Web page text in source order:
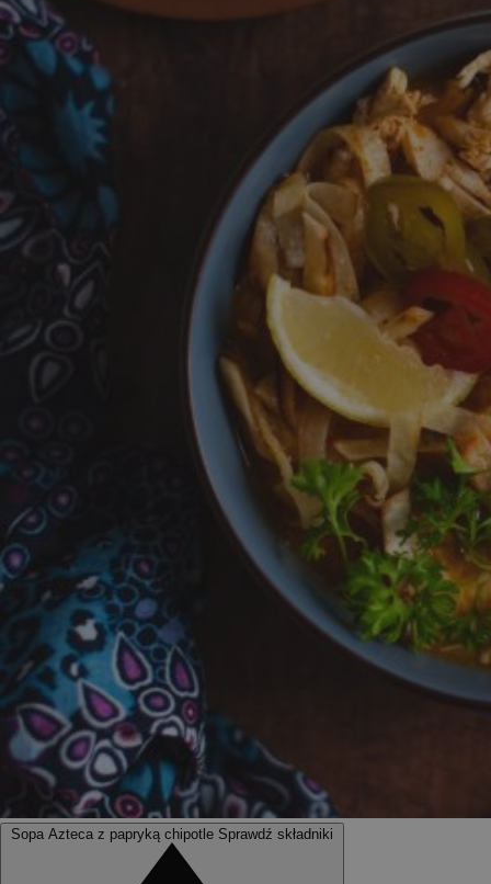
Sopa Azteca z papryką chipotle Sprawdź składniki